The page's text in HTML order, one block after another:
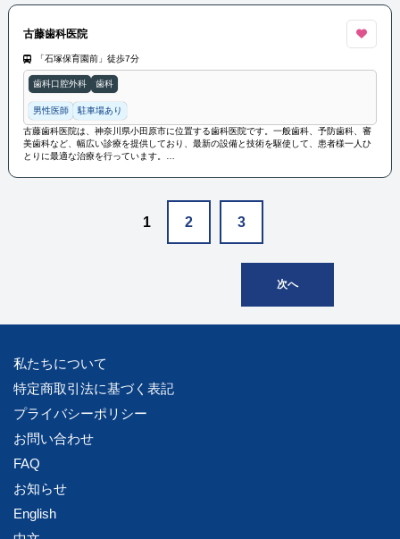
古藤歯科医院
「石塚保育園前」徒歩7分
歯科口腔外科 歯科
男性医師 駐車場あり
古藤歯科医院は、神奈川県小田原市に位置する歯科医院です。一般歯科、予防歯科、審
美歯科など、幅広い診療を提供しており、最新の設備と技術を駆使して、患者様一人ひ
とりに最適な治療を行っています。
信頼される歯科医院を目指しています。
1 2 3
次へ
私たちについて
特定商取引法に基づく表記
プライバシーポリシー
お問い合わせ
FAQ
お知らせ
English